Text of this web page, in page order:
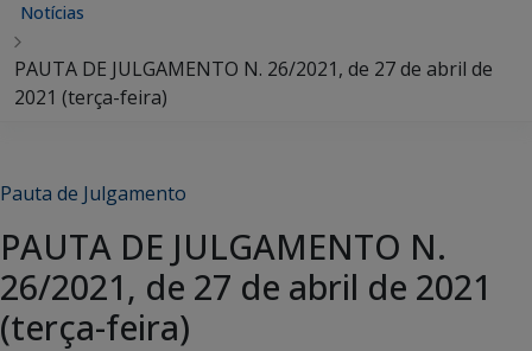
Notícias
PAUTA DE JULGAMENTO N. 26/2021, de 27 de abril de
2021 (terça-feira)
Pauta de Julgamento
PAUTA DE JULGAMENTO N.
26/2021, de 27 de abril de 2021
(terça-feira)